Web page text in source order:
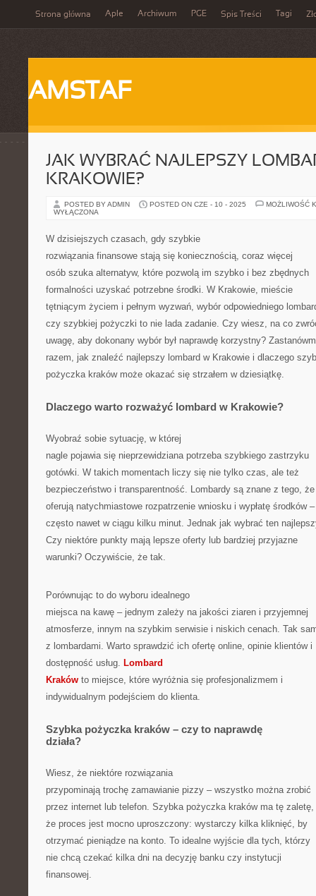
Strona główna Aple Archiwum PGE Spis Treści Tagi
AMSTAF
JAK WYBRAĆ NAJLEPSZY
KRAKOWIE?
POSTED BY ADMIN POSTED ON CZE - 10 - 2025
MOŻLIWOŚĆ
WYŁĄCZONA
W dzisiejszych czasach, gdy szybkie
rozwiązania finansowe stają się koniecznością, coraz więcej
osób szuka alternatyw, które pozwolą im szybko i bez zbędnych
formalności uzyskać potrzebne środki. W Krakowie, mieście
tętniącym życiem i pełnym wyzwań, wybór odpowiedniego
czy szybkiej pożyczki to nie lada zadanie. Czy wiesz, na co
uwagę, aby dokonany wybór był naprawdę korzystny?
razem, jak znaleźć najlepszy lombard w Krakowie i dlaczego
pożyczka kraków może okazać się strzałem w dziesiątkę.
Dlaczego warto rozważyć lombard w Krakowie?
Wyobraź sobie sytuację, w której
nagle pojawia się nieprzewidziana potrzeba szybkiego zastrzyku
gotówki. W takich momentach liczy się nie tylko czas, ale też
bezpieczeństwo i transparentność. Lombardy są znane z tego, że
oferują natychmiastowe rozpatrzenie wniosku i wypłatę środków –
często nawet w ciągu kilku minut. Jednak jak wybrać ten
Czy niektóre punkty mają lepsze oferty lub bardziej przyjazne
warunki? Oczywiście, że tak.
Porównując to do wyboru idealnego
miejsca na kawę – jednym zależy na jakości ziaren i przyjemnej
atmosferze, innym na szybkim serwisie i niskich cenach. Tak
z lombardami. Warto sprawdzić ich ofertę online, opinie klientów i
dostępność usług. Lombard
Kraków to miejsce, które wyróżnia się profesjonalizmem i
indywidualnym podejściem do klienta.
Szybka pożyczka kraków – czy to naprawdę
działa?
Wiesz, że niektóre rozwiązania
przypominają trochę zamawianie pizzy – wszystko można zrobić
przez internet lub telefon. Szybka pożyczka kraków ma tę zaletę,
że proces jest mocno uproszczony: wystarczy kilka kliknięć, by
otrzymać pieniądze na konto. To idealne wyjście dla tych, którzy
nie chcą czekać kilka dni na decyzję banku czy instytucji
finansowej.